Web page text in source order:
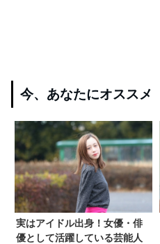
今、あなたにオススメ
実はアイドル出身！女優・俳
優として活躍している芸能人